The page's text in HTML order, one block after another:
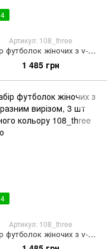
4
Артикул: 108_three
Набір футболок жіночих з v-образним вирізом, 3 шт у кольорі сірий меланж
1 485 грн
4
Артикул: 108_three
Набір футболок жіночих з v-образним вирізом, 3 шт чорного кольору